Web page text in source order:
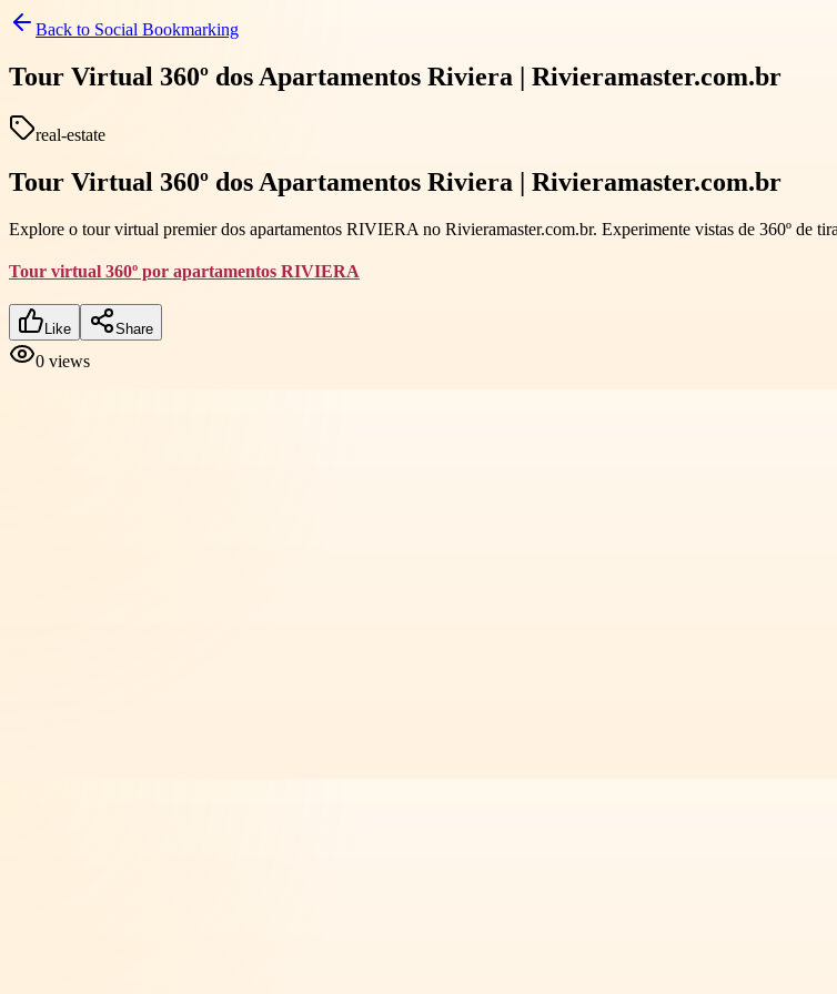
Back to Social Bookmarking
Tour Virtual 360º dos Apartamentos Riviera | Rivieramaster.com.br
real-estate
Tour Virtual 360º dos Apartamentos Riviera | Rivieramaster.com.br
Explore o tour virtual premier dos apartamentos RIVIERA no Rivieramaster.com.br. Experimente vistas de 360º de
Tour virtual 360º por apartamentos RIVIERA
Like Share
0 views